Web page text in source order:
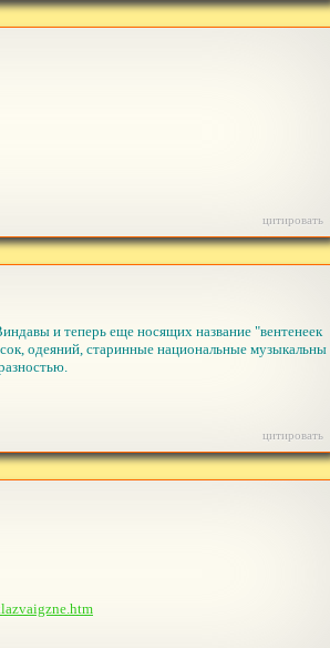
цитировать
и теперь еще носящих название "вентенеек
одеяний, старинные национальные музыкальны
цитировать